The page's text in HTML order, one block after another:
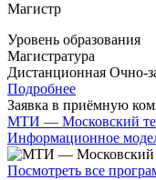
Магистр
Уровень образования
Магистратура
Дистанционная Очно-
Подробнее
Заявка в приёмную
МТИ — Московский
Информационное
Посмотреть все